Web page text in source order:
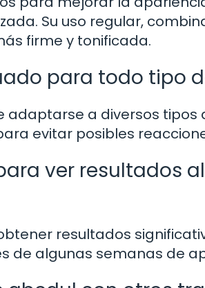
Su uso regular,
firme y tonificada.
para todo tipo
adaptarse a diversos tipos
evitar posibles
ver resultados
resultados
de algunas semanas de